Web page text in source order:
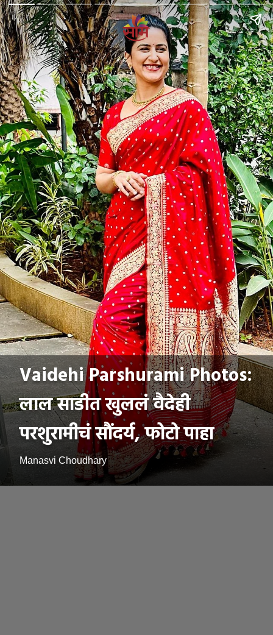
Vaidehi Parshurami Photos:
लाल साडीत खुललंं वैदेही
परशुरामीचं सौंदर्य, फोटो पाहा
Manasvi Choudhary